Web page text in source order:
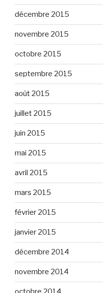
décembre 2015
novembre 2015
octobre 2015
septembre 2015
août 2015
juillet 2015
juin 2015
mai 2015
avril 2015
mars 2015
février 2015
janvier 2015
décembre 2014
novembre 2014